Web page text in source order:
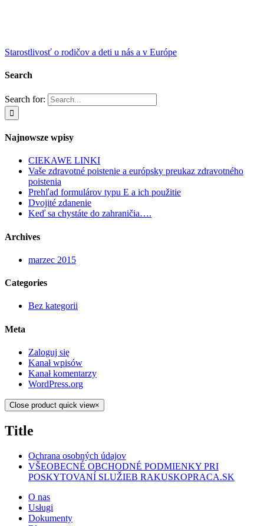
Starostlivosť o rodičov a deti u nás a v Európe
Search
Search for:
Najnowsze wpisy
CIEKAWE LINKI
Vaše zdravotné poistenie a európsky preukaz zdravotného
poistenia
Prehľad formulárov typu E a ich použitie
Dvojité zdanenie
Keď sa chystáte do zahraničia….
Archives
marzec 2015
Categories
Bez kategorii
Meta
Zaloguj się
Kanał wpisów
Kanał komentarzy
WordPress.org
Close product quick view×
Title
Ochrana osobných údajov
VŠEOBECNÉ OBCHODNÉ PODMIENKY PRI
POSKYTOVANÍ SLUŽIEB RAKUSKOPRACA.SK
O nas
Usługi
Dokumenty